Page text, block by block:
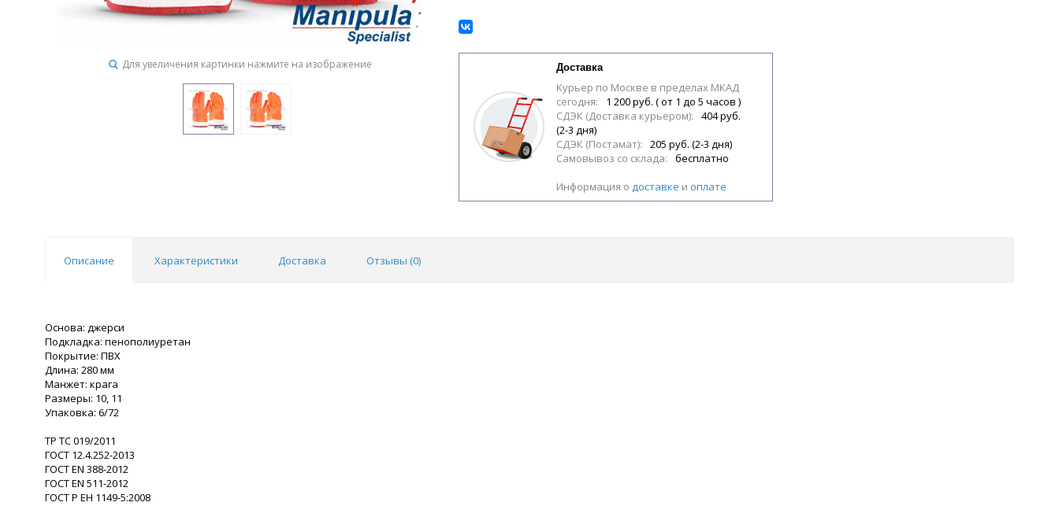
Для увеличения картинки нажмите на изображение Доставка
Курьер по Москве в пределах МКАД
сегодня:
1 200 руб. ( от 1 до 5 часов )
СДЭК (Доставка курьером):
404 руб.
(2-3 дня)
СДЭК (Постамат):
205 руб. (2-3 дня)
Самовывоз со склада:
бесплатно
Информация о доставке и оплате
Описание Характеристики Доставка Отзывы (0)
Основа: джерси
Подкладка: пенополиуретан
Покрытие: ПВХ
Длина: 280 мм
Манжет: крага
Размеры: 10, 11
Упаковка: 6/72
ТР ТС 019/2011
ГОСТ 12.4.252-2013
ГОСТ ЕN 388-2012
ГОСТ EN 511-2012
ГОСТ Р ЕН 1149-5:2008